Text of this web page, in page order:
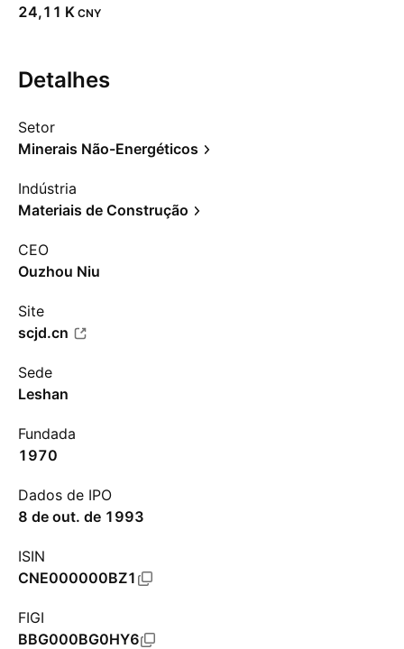
‪24,11 K‬ CNY
Detalhes
Setor
Minerais Não-Energéticos
Indústria
Materiais de Construção
CEO
Ouzhou Niu
Site
scjd.cn
Sede
Leshan
Fundada
1970
Dados de IPO
8 de out. de 1993
ISIN
CNE000000BZ1
FIGI
BBG000BG0HY6